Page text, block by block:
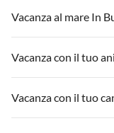
Vacanza al mare In
Vacanza con il tuo
Vacanza con il tuo